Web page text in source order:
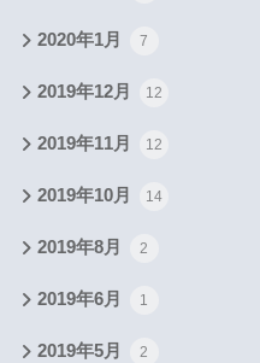
2020年1月 7
2019年12月 12
2019年11月 12
2019年10月 14
2019年8月 2
2019年6月 1
2019年5月 2